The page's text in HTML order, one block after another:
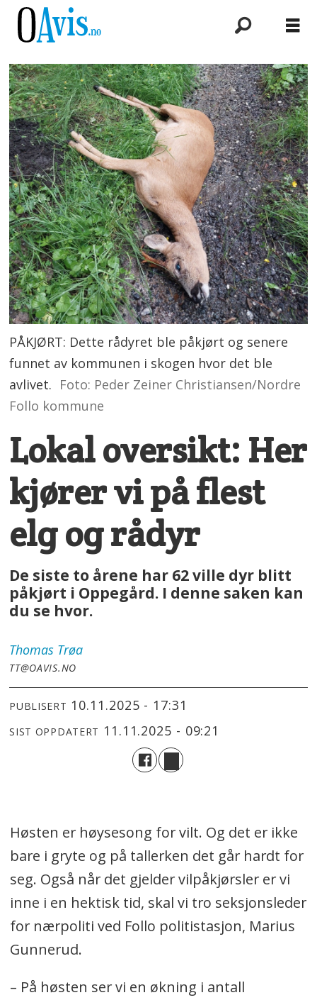
PÅKJØRT: Dette rådyret ble påkjørt og senere
funnet av kommunen i skogen hvor det ble
avlivet. Foto: Peder Zeiner Christiansen/Nordre
Follo kommune
Lokal oversikt: Her
kjører vi på flest
elg og rådyr
De siste to årene har 62 ville dyr blitt
påkjørt i Oppegård. I denne saken kan
du se hvor.
Thomas Trøa
TT@OAVIS.NO
PUBLISERT 10.11.2025 - 17:31
SIST OPPDATERT 11.11.2025 - 09:21
Høsten er høysesong for vilt. Og det er ikke
bare i gryte og på tallerken det går hardt for
seg. Også når det gjelder vilpåkjørsler er vi
inne i en hektisk tid, skal vi tro seksjonsleder
for nærpoliti ved Follo politistasjon, Marius
Gunnerud.
– På høsten ser vi en økning i antall